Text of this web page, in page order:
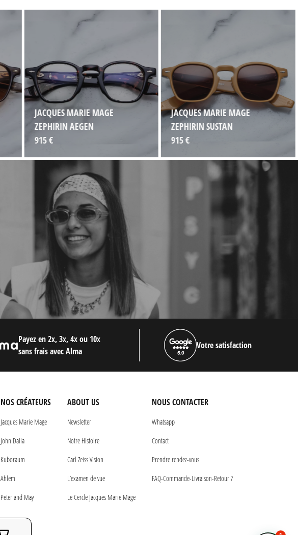
JACQUES MARIE MAGE
ZEPHIRIN AEGEN
915 €
JACQUES MARIE MAGE
ZEPHIRIN SUSTAN
915 €
Payez en 2x, 3x, 4x ou 10x
sans frais avec Alma
Votre satisfaction
NOS CRÉATEURS
Jacques Marie Mage
John Dalia
Kuboraum
Ahlem
Peter and May
ABOUT US
Newsletter
Notre Histoire
Carl Zeiss Vision
L’examen de vue
Le Cercle Jacques Marie Mage
NOUS CONTACTER
Whatsapp
Contact
Prendre rendez-vous
FAQ-Commande-Livraison-Retour ?